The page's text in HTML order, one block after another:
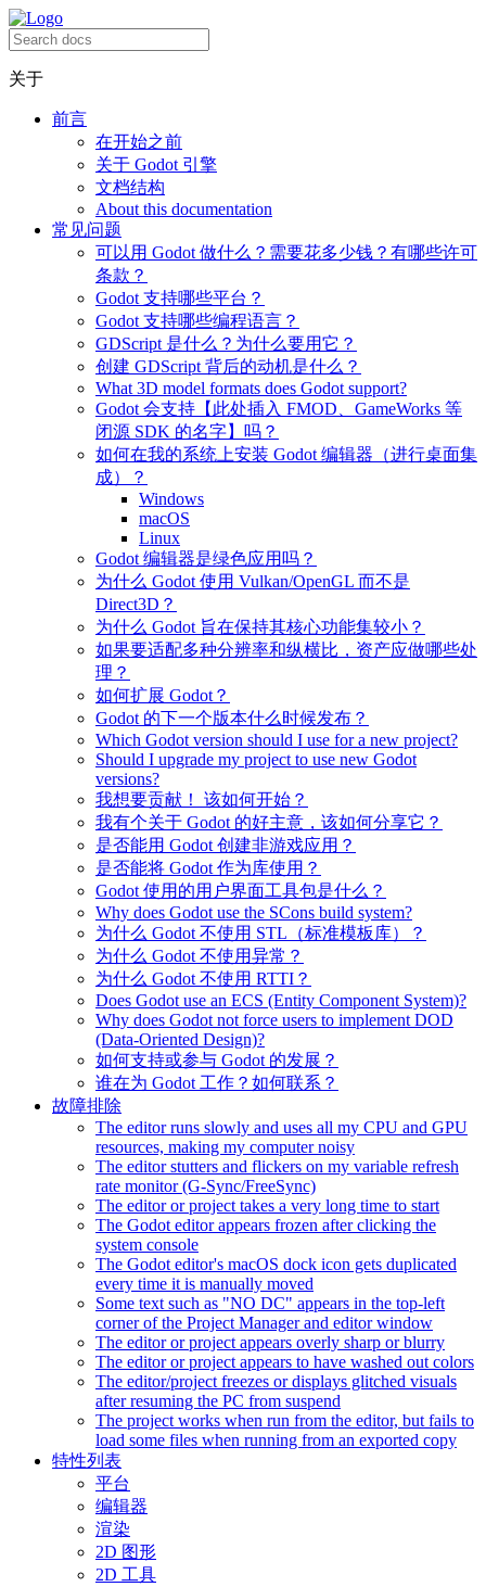
关于
前言
在开始之前
关于 Godot 引擎
文档结构
About this documentation
常见问题
可以用 Godot 做什么？需要花多少钱？有哪些许可
条款？
Godot 支持哪些平台？
Godot 支持哪些编程语言？
GDScript 是什么？为什么要用它？
创建 GDScript 背后的动机是什么？
What 3D model formats does Godot support?
Godot 会支持【此处插入 FMOD、GameWorks 等
闭源 SDK 的名字】吗？
如何在我的系统上安装 Godot 编辑器（进行桌面集
成）？
Windows
macOS
Linux
Godot 编辑器是绿色应用吗？
为什么 Godot 使用 Vulkan/OpenGL 而不是
Direct3D？
为什么 Godot 旨在保持其核心功能集较小？
如果要适配多种分辨率和纵横比，资产应做哪些处
理？
如何扩展 Godot？
Godot 的下一个版本什么时候发布？
Which Godot version should I use for a new project?
Should I upgrade my project to use new Godot
versions?
我想要贡献！ 该如何开始？
我有个关于 Godot 的好主意，该如何分享它？
是否能用 Godot 创建非游戏应用？
是否能将 Godot 作为库使用？
Godot 使用的用户界面工具包是什么？
Why does Godot use the SCons build system?
为什么 Godot 不使用 STL（标准模板库）？
为什么 Godot 不使用异常？
为什么 Godot 不使用 RTTI？
Does Godot use an ECS (Entity Component System)?
Why does Godot not force users to implement DOD
(Data-Oriented Design)?
如何支持或参与 Godot 的发展？
谁在为 Godot 工作？如何联系？
故障排除
The editor runs slowly and uses all my CPU and GPU
resources, making my computer noisy
The editor stutters and flickers on my variable refresh
rate monitor (G-Sync/FreeSync)
The editor or project takes a very long time to start
The Godot editor appears frozen after clicking the
system console
The Godot editor's macOS dock icon gets duplicated
every time it is manually moved
Some text such as "NO DC" appears in the top-left
corner of the Project Manager and editor window
The editor or project appears overly sharp or blurry
The editor or project appears to have washed out colors
The editor/project freezes or displays glitched visuals
after resuming the PC from suspend
The project works when run from the editor, but fails to
load some files when running from an exported copy
特性列表
平台
编辑器
渲染
2D 图形
2D 工具